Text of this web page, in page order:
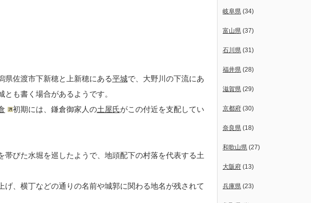
県佐渡市下新穂と上新穂にある平城で、大野川の下流にあ
も書く場合があるようです。
初期には、鎌倉御家人の土屋氏がこの付近を支配してい
帯びた水堀を巡したようで、地頭配下の村落を代表する土
げ、横丁などの通りの名前や城郭に関わる地名が残されて
岐阜県 (34)
富山県 (37)
石川県 (31)
福井県 (28)
滋賀県 (29)
京都府 (30)
奈良県 (18)
和歌山県 (27)
大阪府 (13)
兵庫県 (23)